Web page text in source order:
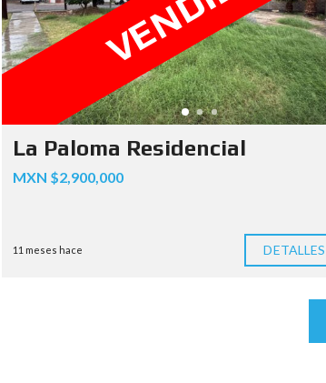
La Paloma Residencial
MXN $2,900,000
11 meses hace DETALLES